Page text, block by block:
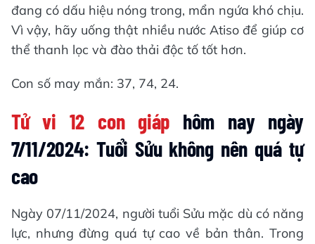
đang có dấu hiệu nóng trong, mẩn ngứa khó chịu.
Vì vậy, hãy uống thật nhiều nước Atiso để giúp cơ
thể thanh lọc và đào thải độc tố tốt hơn.
Con số may mắn: 37, 74, 24.
Tử vi 12 con giáp hôm nay ngày
7/11/2024: Tuổi Sửu không nên quá tự
cao
Ngày 07/11/2024, người tuổi Sửu mặc dù có năng
lực, nhưng đừng quá tự cao về bản thân. Trong